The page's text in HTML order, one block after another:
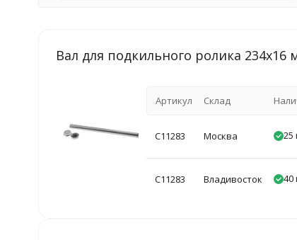
Вал для подкильного ролика 234х16
Артикул Склад
C11283 Москва 25
C11283 Владивосток 40